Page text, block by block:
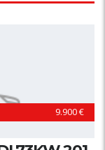
9.900 €